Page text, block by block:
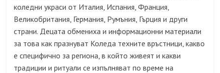
коледни украси от Италия, Испания, Франция,
Великобритания, Германия, Румъния, Гърция и други
страни. Децата обмениха и информационни материали
за това как празнуват Коледа техните връстници, какво
е специфично за региона, в който живеят и какви
традиции и ритуали се изпълняват по време на